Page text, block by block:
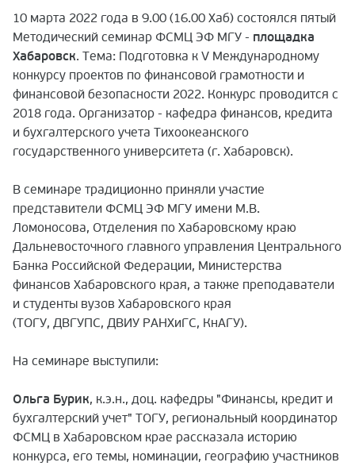
10 марта 2022 года в 9.00 (16.00 Хаб) состоялся пятый
Методический семинар ФСМЦ ЭФ МГУ - площадка
Хабаровск. Тема: Подготовка к V Международному
конкурсу проектов по финансовой грамотности и
финансовой безопасности 2022. Конкурс проводится с
2018 года. Организатор - кафедра финансов, кредита
и бухгалтерского учета Тихоокеанского
государственного университета (г. Хабаровск).
В семинаре традиционно приняли участие
представители ФСМЦ ЭФ МГУ имени М.В.
Ломоносова, Отделения по Хабаровскому краю
Дальневосточного главного управления Центрального
Банка Российской Федерации, Министерства
финансов Хабаровского края, а также преподаватели
и студенты вузов Хабаровского края
(ТОГУ, ДВГУПС, ДВИУ РАНХиГС, КнАГУ).
На семинаре выступили:
Ольга Бурик, к.э.н., доц. кафедры "Финансы, кредит и
бухгалтерский учет" ТОГУ, региональный координатор
ФСМЦ в Хабаровском крае рассказала историю
конкурса, его темы, номинации, географию участников